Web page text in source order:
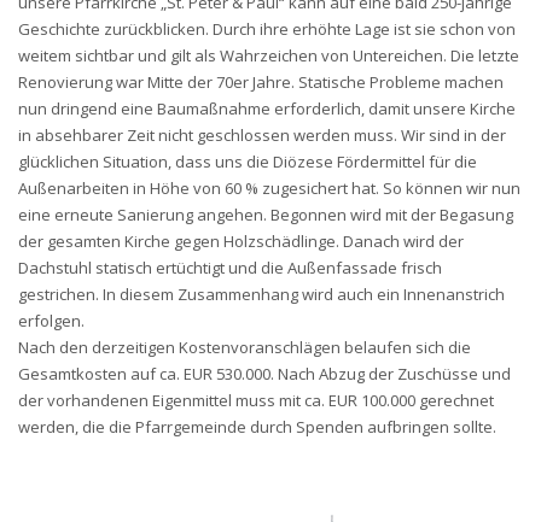
Geschichte zurückblicken. Durch ihre erhöhte Lage ist sie schon von
weitem sichtbar und gilt als Wahrzeichen von Untereichen. Die letzte
Renovierung war Mitte der 70er Jahre. Statische Probleme machen
nun dringend eine Baumaßnahme erforderlich, damit unsere Kirche
in absehbarer Zeit nicht geschlossen werden muss. Wir sind in der
glücklichen Situation, dass uns die Diözese Fördermittel für die
Außenarbeiten in Höhe von 60 % zugesichert hat. So können wir nun
eine erneute Sanierung angehen. Begonnen wird mit der Begasung
der gesamten Kirche gegen Holzschädlinge. Danach wird der
Dachstuhl statisch ertüchtigt und die Außenfassade frisch
gestrichen. In diesem Zusammenhang wird auch ein Innenanstrich
erfolgen.
Nach den derzeitigen Kostenvoranschlägen belaufen sich die
Gesamtkosten auf ca. EUR 530.000. Nach Abzug der Zuschüsse und
der vorhandenen Eigenmittel muss mit ca. EUR 100.000 gerechnet
werden, die die Pfarrgemeinde durch Spenden aufbringen sollte.